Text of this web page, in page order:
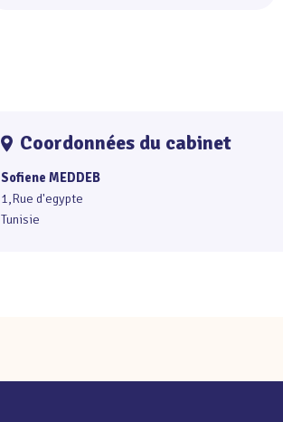
Coordonnées du cabinet
Sofiene MEDDEB
1,Rue d'egypte
Tunisie